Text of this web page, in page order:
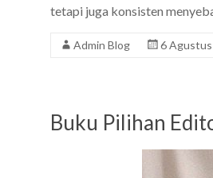
tetapi juga konsisten
Admin Blog 6
Buku Pilihan